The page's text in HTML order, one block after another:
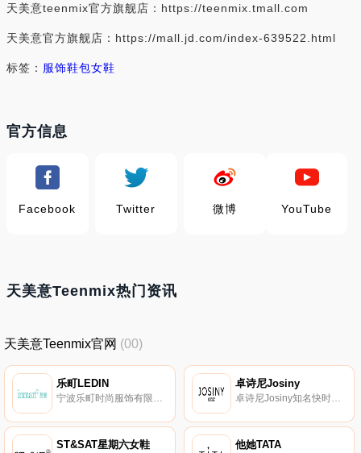
天美意teenmix官方旗舰店：https://teenmix.tmall.com
天美意官方旗舰店：https://mall.jd.com/index-639522.html
标签： 服饰鞋包女鞋
官方信息
Facebook Twitter 微博 YouTube
天美意Teenmix热门资讯
天美意Teenmix官网 (00)
乐町LEDIN 卓诗尼Josiny
ST&SAT星期六女鞋 他她TATA